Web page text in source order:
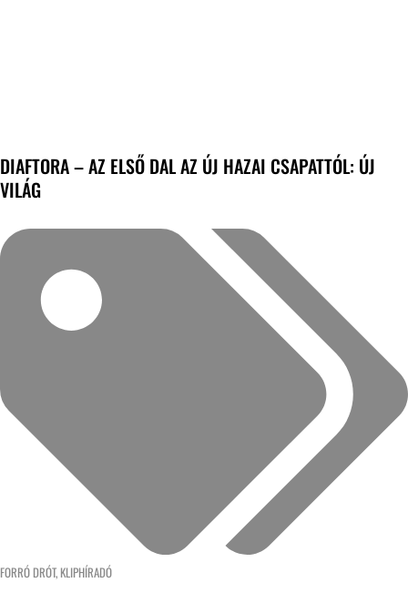
DIAFTORA – AZ ELSŐ DAL AZ ÚJ HAZAI CSAPATTÓL: ÚJ
VILÁG
FORRÓ DRÓT, KLIPHÍRADÓ